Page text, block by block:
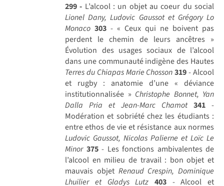
299 - L’alcool : un objet au coeur du social
Lionel Dany, Ludovic Gaussot et Grégory Lo
Monaco 303 - « Ceux qui ne boivent pas
perdent le chemin de leurs ancêtres »
Évolution des usages sociaux de l’alcool
dans une communauté indigène des Hautes
Terres du ChiapasMarie Chosson319- Alcool
et rugby : anatomie d’une « déviance
institutionnalisée » Christophe Bonnet, Yan
Dalla Pria et Jean-Marc Chamot 341 -
Modération et sobriété chez les étudiants :
entre ethos de vie et résistance aux normes
Ludovic Gaussot, Nicolas Palierne et Loïc Le
Minor 375- Les fonctions ambivalentes de
l’alcool en milieu de travail : bon objet et
mauvais objet Renaud Crespin, Dominique
Lhuilier et Gladys Lutz 403- Alcool et